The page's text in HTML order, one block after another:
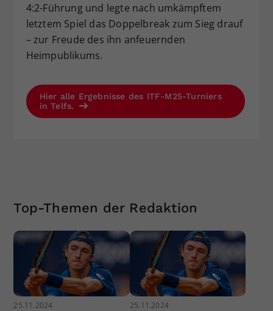
4:2-Führung und legte nach umkämpftem
letztem Spiel das Doppelbreak zum Sieg drauf
– zur Freude des ihn anfeuernden
Heimpublikums.
Hier alle Ergebnisse des ITF-M25-Turniers
in Telfs.
Top-Themen der Redaktion
25.11.2024 25.11.2024